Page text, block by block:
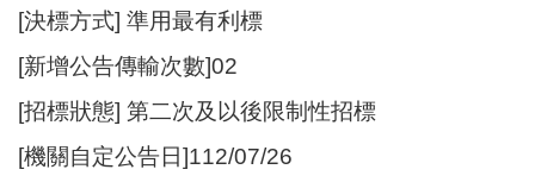
開
宣
告
網
[決標方式] 準用最有利標
[新增公告傳輸次數]02
[招標狀態] 第二次及以後限制性招標
[機關自定公告日]112/07/26